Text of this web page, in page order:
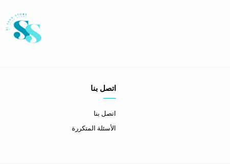
اتصل بنا
اتصل بنا
الأسئلة المتكررة